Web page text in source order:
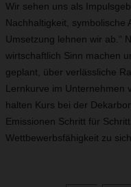
Wir sehen uns als
Nachhaltigkeit, symbolische
Umsetzung lehnen wir ab.“
wirtschaftlich Sinn machen
geplant, über verlässliche
Lernkurve im Unternehmen
halten Kurs bei der
Emissionen Schritt für
Wettbewerbsfähigkeit zu